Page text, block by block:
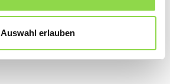
Auswahl erlauben